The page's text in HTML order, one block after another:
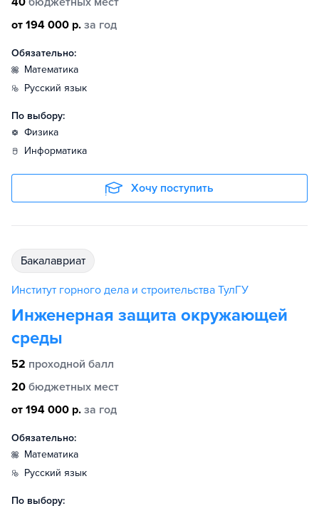
от 194 000 р. за год
Обязательно:
математика
русский язык
По выбору:
физика
информатика
Хочу поступить
бакалавриат
Институт горного дела и строительства ТулГУ
Инженерная защита окружающей
среды
52 проходной балл
20 бюджетных мест
от 194 000 р. за год
Обязательно:
математика
русский язык
По выбору: